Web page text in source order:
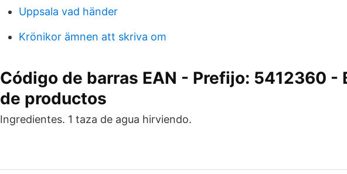
Uppsala vad händer
Krönikor ämnen att skriva om
Código de barras EAN - Prefijo: 5412360 -
de productos
Ingredientes. 1 taza de agua hirviendo.